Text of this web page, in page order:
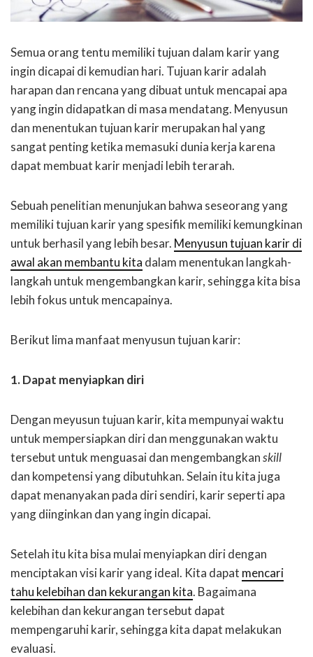
Semua orang tentu memiliki tujuan dalam karir yang
ingin dicapai di kemudian hari. Tujuan karir adalah
harapan dan rencana yang dibuat untuk mencapai apa
yang ingin didapatkan di masa mendatang. Menyusun
dan menentukan tujuan karir merupakan hal yang
sangat penting ketika memasuki dunia kerja karena
dapat membuat karir menjadi lebih terarah.
Sebuah penelitian menunjukan bahwa seseorang yang
memiliki tujuan karir yang spesifik memiliki kemungkinan
untuk berhasil yang lebih besar. Menyusun tujuan karir di
awal akan membantu kita dalam menentukan langkah-
langkah untuk mengembangkan karir, sehingga kita bisa
lebih fokus untuk mencapainya.
Berikut lima manfaat menyusun tujuan karir:
1. Dapat menyiapkan diri
Dengan meyusun tujuan karir, kita mempunyai waktu
untuk mempersiapkan diri dan menggunakan waktu
tersebut untuk menguasai dan mengembangkanskill
dan kompetensi yang dibutuhkan. Selain itu kita juga
dapat menanyakan pada diri sendiri, karir seperti apa
yang diinginkan dan yang ingin dicapai.
Setelah itu kita bisa mulai menyiapkan diri dengan
menciptakan visi karir yang ideal. Kita dapat mencari
tahu kelebihan dan kekurangan kita. Bagaimana
kelebihan dan kekurangan tersebut dapat
mempengaruhi karir, sehingga kita dapat melakukan
evaluasi.